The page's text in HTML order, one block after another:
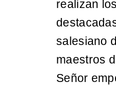
realizan
salesiano
maestros
Señor